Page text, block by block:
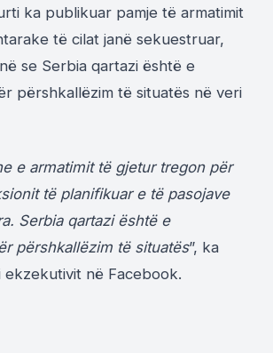
ka publikuar pamje të armatimit
të cilat janë sekuestruar,
se Serbia qartazi është e
përshkallëzim të situatës në veri
e armatimit të gjetur tregon për
të planifikuar e të pasojave
Serbia qartazi është e
përshkallëzim të situatës”, ka
në Facebook.